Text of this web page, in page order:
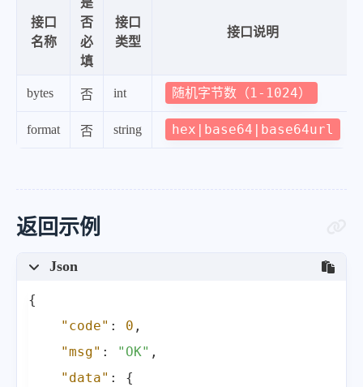
接口
名称
否
必
填
接口
类型
接口说明
bytes 否 int 随机字节数（1-1024）
format 否 string hex|base64|base64url
返回示例
Json
{
"code" : 0 ,
"msg" : "OK" ,
"data" : {